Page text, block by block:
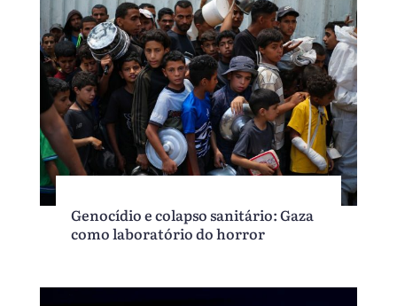
Genocídio e colapso sanitário: Gaza
como laboratório do horror